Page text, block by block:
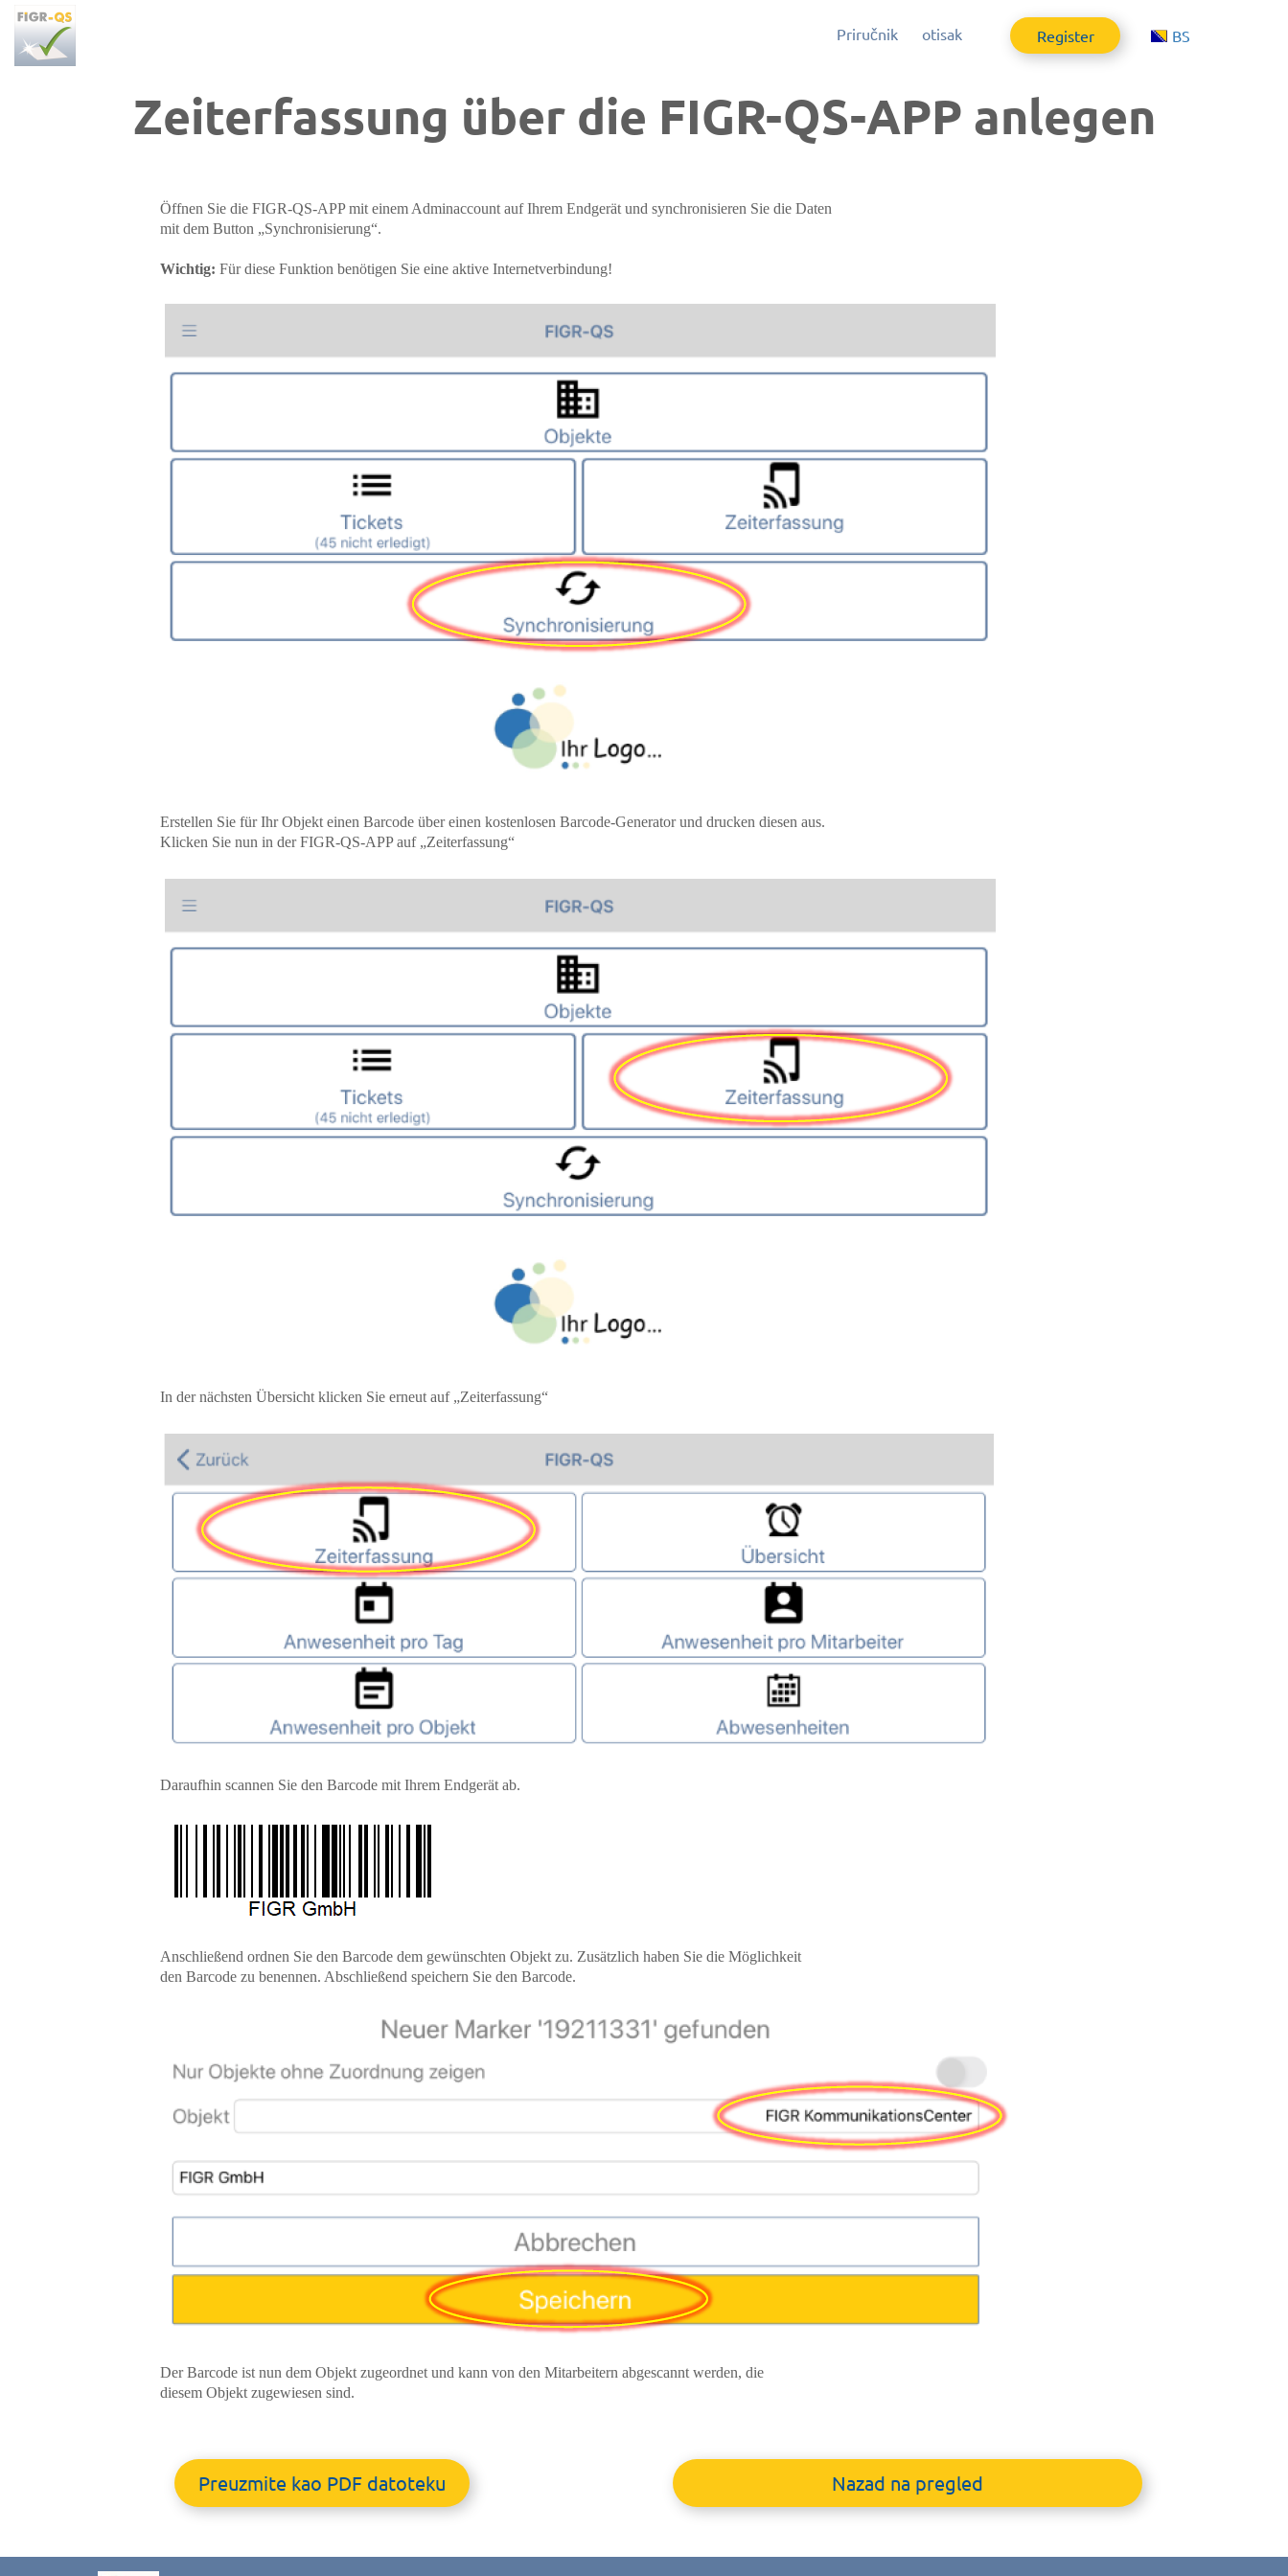
Preskoči na glavni sadržaj
Priručnik
otisak Register BS
Zeiterfassung über die FIGR-QS-APP anlegen
Öffnen Sie die FIGR-QS-APP mit einem Adminaccount auf Ihrem Endgerät und synchronisieren Sie die Daten
mit dem Button „Synchronisierung“.
Wichtig: Für diese Funktion benötigen Sie eine aktive Internetverbindung!
Erstellen Sie für Ihr Objekt einen Barcode über einen kostenlosen Barcode-Generator und drucken diesen aus.
Klicken Sie nun in der FIGR-QS-APP auf „Zeiterfassung“
In der nächsten Übersicht klicken Sie erneut auf „Zeiterfassung“
Daraufhin scannen Sie den Barcode mit Ihrem Endgerät ab.
Anschließend ordnen Sie den Barcode dem gewünschten Objekt zu. Zusätzlich haben Sie die Möglichkeit
den Barcode zu benennen. Abschließend speichern Sie den Barcode.
Der Barcode ist nun dem Objekt zugeordnet und kann von den Mitarbeitern abgescannt werden, die
diesem Objekt zugewiesen sind.
Preuzmite kao PDF datoteku Nazad na pregled